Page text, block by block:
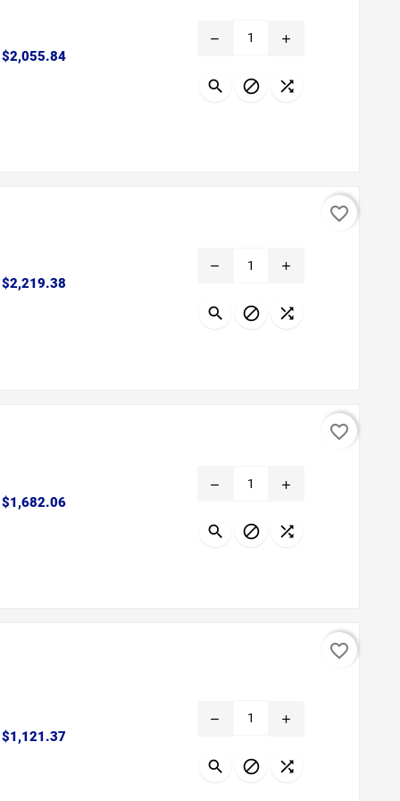
$2,055.84Precio
remove add
  
$2,219.38
remove add
  
favorite_border
$1,682.06Precio
remove add
  
favorite_border
$1,121.37
remove add
  
favorite_border